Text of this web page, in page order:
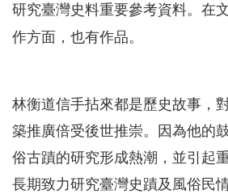
研究臺灣史料重要參考資料。在
作方面，也有作品。
林衡道信手拈來都是歷史故事，
築推廣倍受後世推崇。因為他的
俗古蹟的研究形成熱潮，並引起
長期致力研究臺灣史蹟及風俗民